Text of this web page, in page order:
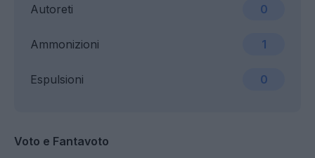
Ammonizioni 1
Espulsioni 0
Autoreti 0
Voto e Fantavoto